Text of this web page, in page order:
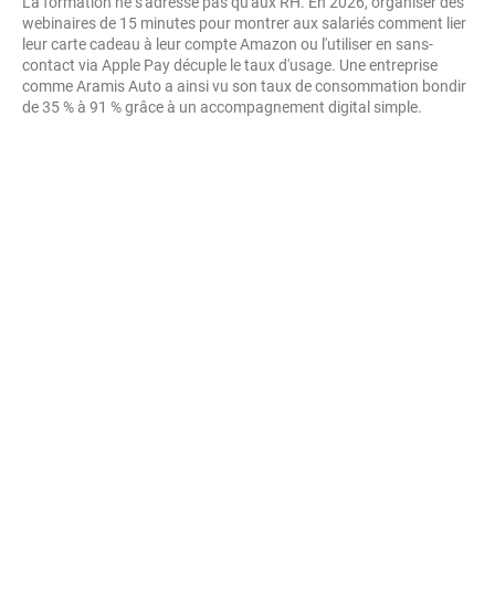
webinaires de 15 minutes pour montrer aux salariés comment lier
leur carte cadeau à leur compte Amazon ou l'utiliser en sans-
contact via Apple Pay décuple le taux d'usage. Une entreprise
comme Aramis Auto a ainsi vu son taux de consommation bondir
de 35 % à 91 % grâce à un accompagnement digital simple.